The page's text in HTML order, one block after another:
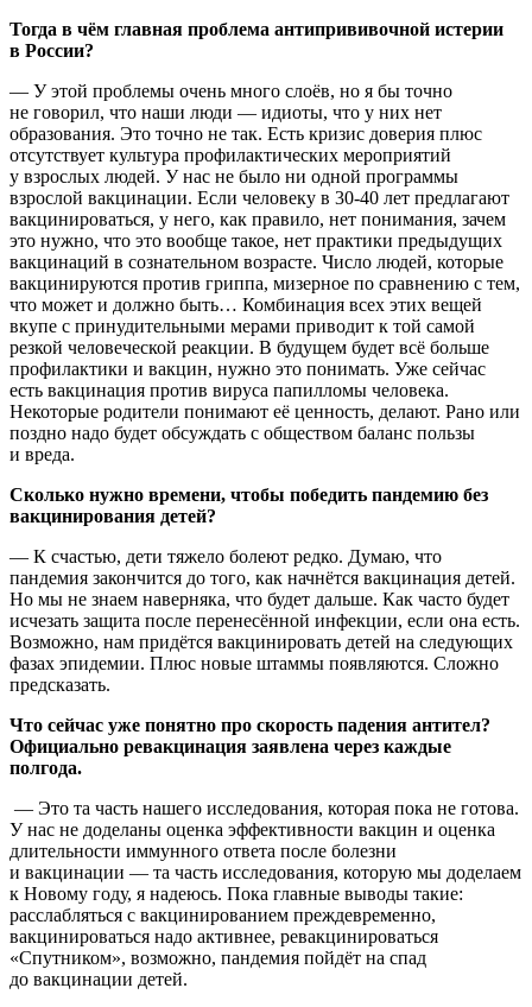
Тогда в чём главная проблема антипрививочной истерии
в России?
— У этой проблемы очень много слоёв, но я бы точно
не говорил, что наши люди — идиоты, что у них нет
образования. Это точно не так. Есть кризис доверия плюс
отсутствует культура профилактических мероприятий
у взрослых людей. У нас не было ни одной программы
взрослой вакцинации. Если человеку в 30-40 лет предлагают
вакцинироваться, у него, как правило, нет понимания, зачем
это нужно, что это вообще такое, нет практики предыдущих
вакцинаций в сознательном возрасте. Число людей, которые
вакцинируются против гриппа, мизерное по сравнению с тем,
что может и должно быть… Комбинация всех этих вещей
вкупе с принудительными мерами приводит к той самой
резкой человеческой реакции. В будущем будет всё больше
профилактики и вакцин, нужно это понимать. Уже сейчас
есть вакцинация против вируса папилломы человека.
Некоторые родители понимают её ценность, делают. Рано или
поздно надо будет обсуждать с обществом баланс пользы
и вреда.
Сколько нужно времени, чтобы победить пандемию без
вакцинирования детей?
— К счастью, дети тяжело болеют редко. Думаю, что
пандемия закончится до того, как начнётся вакцинация детей.
Но мы не знаем наверняка, что будет дальше. Как часто будет
исчезать защита после перенесённой инфекции, если она есть.
Возможно, нам придётся вакцинировать детей на следующих
фазах эпидемии. Плюс новые штаммы появляются. Сложно
предсказать.
Что сейчас уже понятно про скорость падения антител?
Официально ревакцинация заявлена через каждые
полгода.
— Это та часть нашего исследования, которая пока не готова.
У нас не доделаны оценка эффективности вакцин и оценка
длительности иммунного ответа после болезни
и вакцинации — та часть исследования, которую мы доделаем
к Новому году, я надеюсь. Пока главные выводы такие:
расслабляться с вакцинированием преждевременно,
вакцинироваться надо активнее, ревакцинироваться
«Спутником», возможно, пандемия пойдёт на спад
до вакцинации детей.